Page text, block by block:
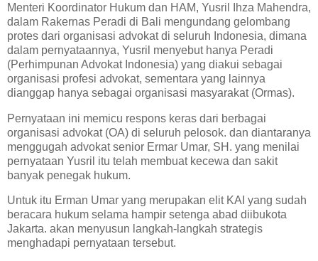
Menteri Koordinator Hukum dan HAM, Yusril Ihza Mahendra,
dalam Rakernas Peradi di Bali mengundang gelombang
protes dari organisasi advokat di seluruh Indonesia, dimana
dalam pernyataannya, Yusril menyebut hanya Peradi
(Perhimpunan Advokat Indonesia) yang diakui sebagai
organisasi profesi advokat, sementara yang lainnya
dianggap hanya sebagai organisasi masyarakat (Ormas).
Pernyataan ini memicu respons keras dari berbagai
organisasi advokat (OA) di seluruh pelosok. dan diantaranya
menggugah advokat senior Ermar Umar, SH. yang menilai
pernyataan Yusril itu telah membuat kecewa dan sakit
banyak penegak hukum.
Untuk itu Erman Umar yang merupakan elit KAI yang sudah
beracara hukum selama hampir setenga abad diibukota
Jakarta. akan menyusun langkah-langkah strategis
menghadapi pernyataan tersebut.